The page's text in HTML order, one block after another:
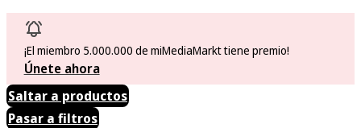
¡El miembro 5.000.000 de miMediaMarkt tiene premio!
Únete ahora
Saltar a productos
Pasar a filtros